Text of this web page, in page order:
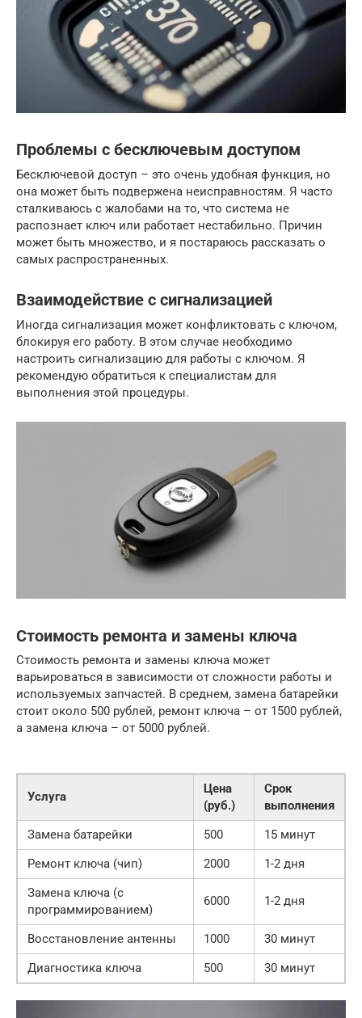
Проблемы с бесключевым доступом
Бесключевой доступ – это очень удобная функция, но
она может быть подвержена неисправностям. Я часто
сталкиваюсь с жалобами на то, что система не
распознает ключ или работает нестабильно. Причин
может быть множество, и я постараюсь рассказать о
самых распространенных.
Взаимодействие с сигнализацией
Иногда сигнализация может конфликтовать с ключом,
блокируя его работу. В этом случае необходимо
настроить сигнализацию для работы с ключом. Я
рекомендую обратиться к специалистам для
выполнения этой процедуры.
Стоимость ремонта и замены ключа
Стоимость ремонта и замены ключа может
варьироваться в зависимости от сложности работы и
используемых запчастей. В среднем, замена батарейки
стоит около 500 рублей, ремонт ключа – от 1500 рублей,
а замена ключа – от 5000 рублей.
Услуга
Цена
(руб.)
Срок
выполнения
Замена батарейки
500
15 минут
Ремонт ключа (чип)
2000
1-2 дня
Замена ключа (с
программированием)
6000 1-2 дня
Восстановление антенны 1000
30 минут
Диагностика ключа
500 30 минут